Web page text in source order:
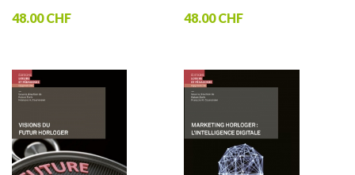
48.00 CHF 48.00 CHF